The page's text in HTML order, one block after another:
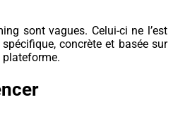
sont vagues. Celui-ci ne l’est
concrète et basée sur
plateforme.